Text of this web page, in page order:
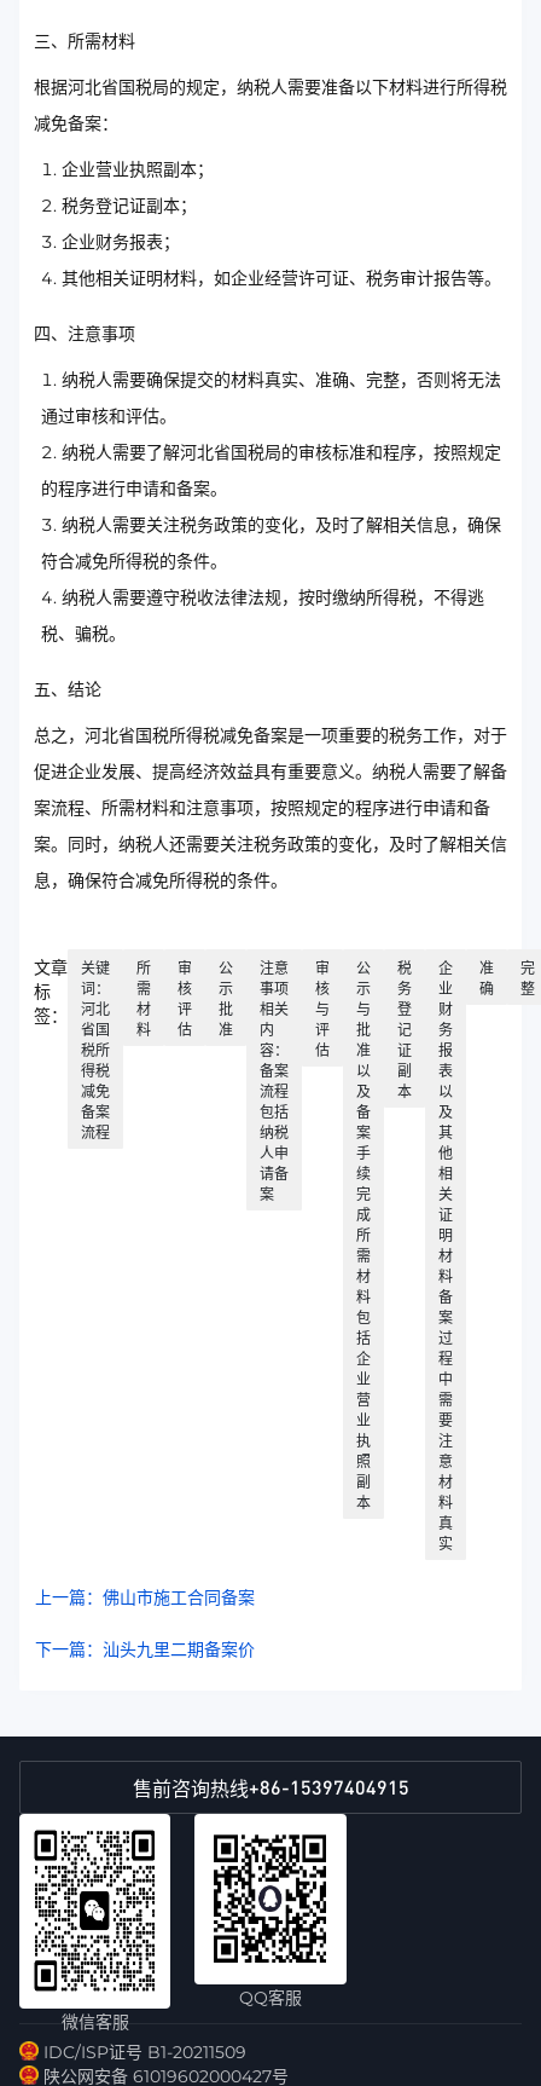
三、所需材料
根据河北省国税局的规定，纳税人需要准备以下材料进行所得税
减免备案：
企业营业执照副本；
税务登记证副本；
企业财务报表；
其他相关证明材料，如企业经营许可证、税务审计报告等。
四、注意事项
纳税人需要确保提交的材料真实、准确、完整，否则将无法
通过审核和评估。
纳税人需要了解河北省国税局的审核标准和程序，按照规定
的程序进行申请和备案。
纳税人需要关注税务政策的变化，及时了解相关信息，确保
符合减免所得税的条件。
纳税人需要遵守税收法律法规，按时缴纳所得税，不得逃
税、骗税。
五、结论
总之，河北省国税所得税减免备案是一项重要的税务工作，对于
促进企业发展、提高经济效益具有重要意义。纳税人需要了解备
案流程、所需材料和注意事项，按照规定的程序进行申请和备
案。同时，纳税人还需要关注税务政策的变化，及时了解相关信
息，确保符合减免所得税的条件。
文章
标
签：
关键
词：
河北
省国
税所
得税
减免
备案
流程
所
需
材
料
审
核
评
估
公
示
批
准
注意
事项
相关
内
容：
备案
流程
包括
纳税
人申
请备
案
审
核
与
评
估
公
示
与
批
准
以
及
备
案
手
续
完
成
所
需
材
料
包
括
企
业
营
业
执
照
副
本
税
务
登
记
证
副
本
企
业
财
务
报
表
以
及
其
他
相
关
证
明
材
料
备
案
过
程
中
需
要
注
意
材
料
真
实
准
确
完
整
上一篇：佛山市施工合同备案
下一篇：汕头九里二期备案价
售前咨询热线+86-15397404915
微信客服
QQ客服
IDC/ISP证号 B1-20211509
陕公网安备 61019602000427号